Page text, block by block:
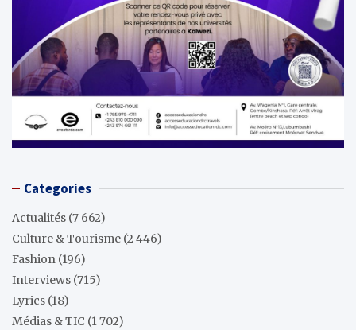
Categories
Actualités (7 662)
Culture & Tourisme (2 446)
Fashion (196)
Interviews (715)
Lyrics (18)
Médias & TIC (1 702)